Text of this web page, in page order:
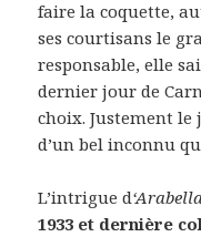
faire la coquette,
ses courtisans le
responsable, elle
dernier jour de
choix. Justement
d’un bel inconnu
L’intrigue d
1933 et dernière